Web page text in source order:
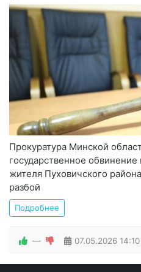
Прокуратура Минской
государственное
жителя Пуховичского
разбой
Подробнее
— 07.05.2026 14:10